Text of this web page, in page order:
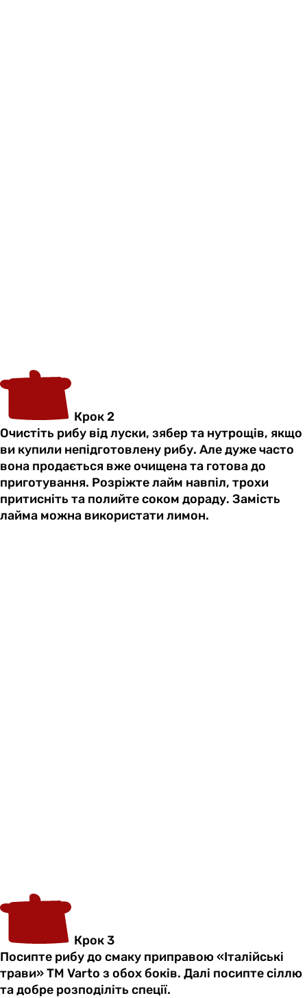
Крок 2
Очистіть рибу від луски, зябер та нутрощів, якщо
ви купили непідготовлену рибу. Але дуже часто
вона продається вже очищена та готова до
приготування. Розріжте лайм навпіл, трохи
притисніть та полийте соком дораду. Замість
лайма можна використати лимон.
Крок 3
Посипте рибу до смаку приправою «Італійські
трави» ТМ Varto з обох боків. Далі посипте сіллю
та добре розподіліть спеції.